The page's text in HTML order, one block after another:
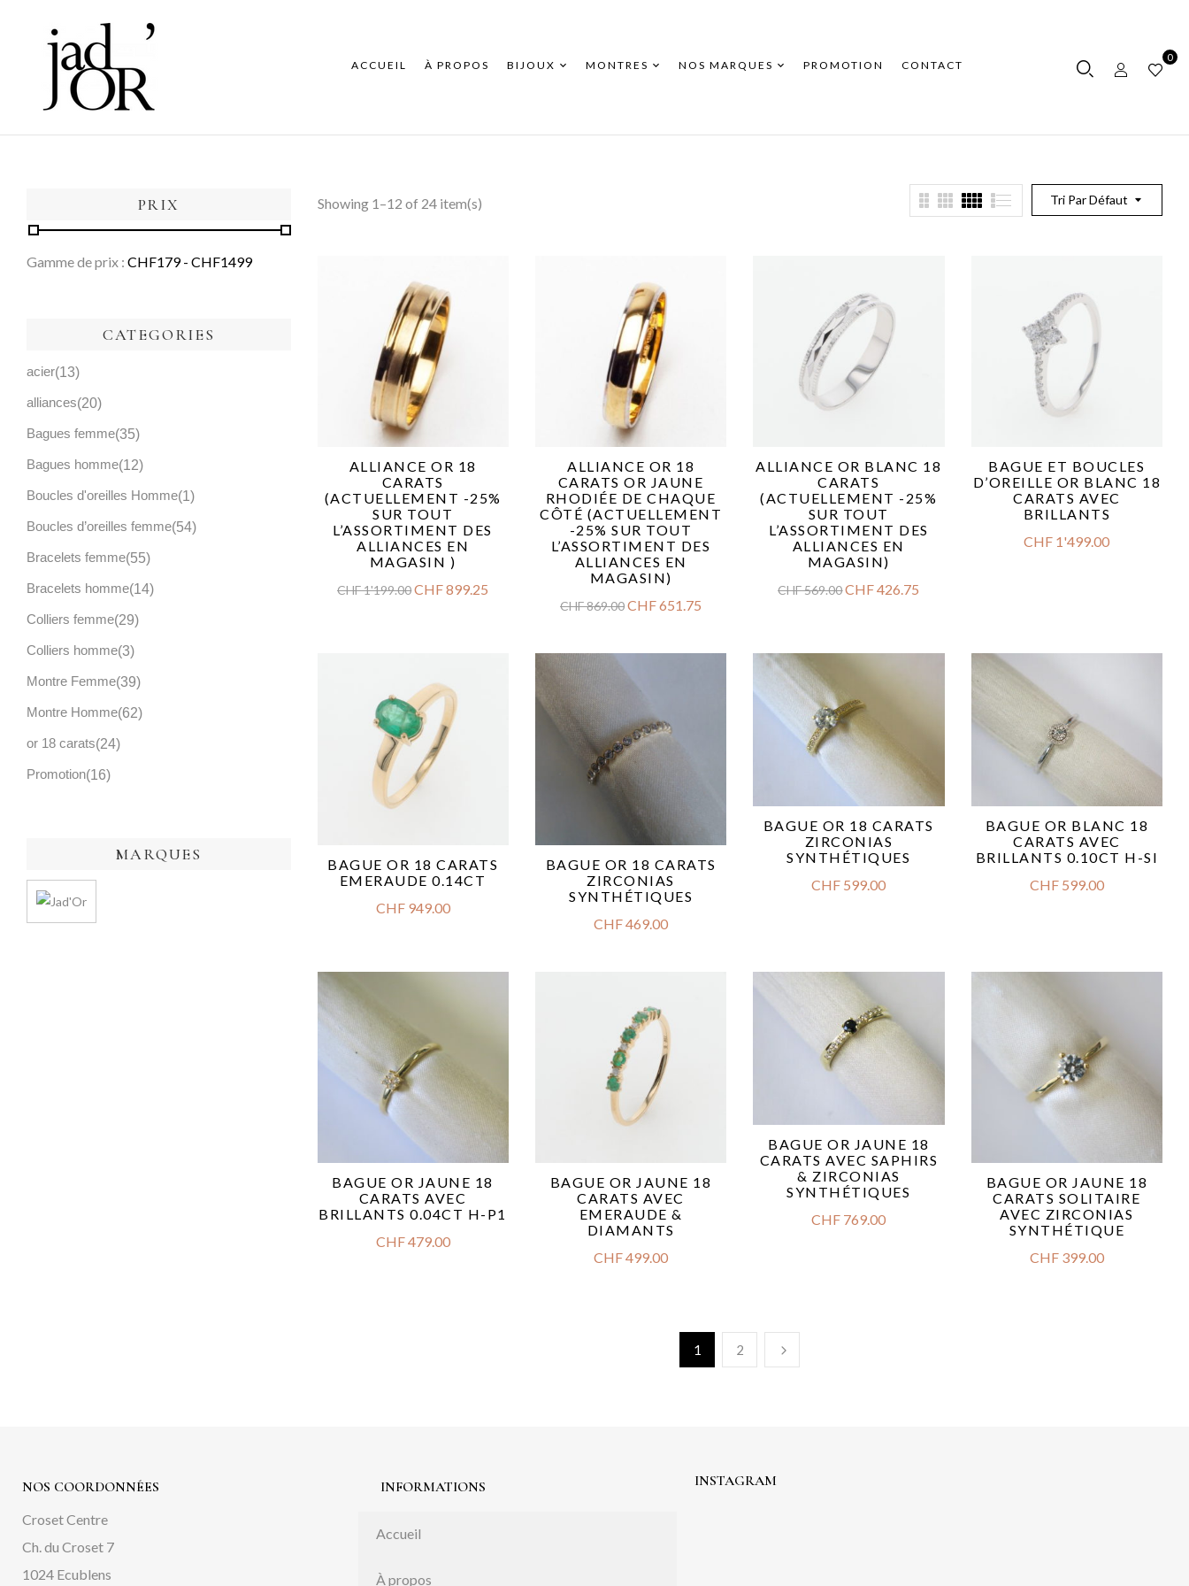
ACCUEIL À PROPOS BIJOUX MONTRES NOS MARQUES PROMOTION CONTACT
0
CATEGORIES
acier 13
alliances 20
Bagues femme 35
Bagues homme 12
Boucles d'oreilles Homme 1
Boucles d’oreilles femme 54
Bracelets femme 55
Bracelets homme 14
Colliers femme 29
Colliers homme 3
Montre Femme 39
Montre Homme 62
or 18 carats 24
Promotion 16
PRIX
Gamme de prix : CHF179 - CHF1499
MARQUES
Tri Par Défaut
Showing 1–12 of 24 item(s)
ALLIANCE OR 18
CARATS
(ACTUELLEMENT -25%
SUR TOUT
L’ASSORTIMENT DES
ALLIANCES EN
MAGASIN )
CHF1'199.00CHF899.25
ALLIANCE OR 18
CARATS OR JAUNE
RHODIÉE DE CHAQUE
CÔTÉ (ACTUELLEMENT
-25% SUR TOUT
L’ASSORTIMENT DES
ALLIANCES EN
MAGASIN)
CHF869.00CHF651.75
ALLIANCE OR BLANC 18
CARATS
(ACTUELLEMENT -25%
SUR TOUT
L’ASSORTIMENT DES
ALLIANCES EN
MAGASIN)
CHF569.00CHF426.75
BAGUE ET BOUCLES
D’OREILLE OR BLANC 18
CARATS AVEC
BRILLANTS
CHF 1'499.00
BAGUE OR 18 CARATS
EMERAUDE 0.14CT
CHF949.00
BAGUE OR 18 CARATS
ZIRCONIAS
SYNTHÉTIQUES
CHF469.00
BAGUE OR 18 CARATS
ZIRCONIAS
SYNTHÉTIQUES
CHF 599.00
BAGUE OR BLANC 18
CARATS AVEC
BRILLANTS 0.10CT H-SI
CHF599.00
BAGUE OR JAUNE 18
CARATS AVEC
BRILLANTS 0.04CT H-P1
CHF479.00
BAGUE OR JAUNE 18
CARATS AVEC
EMERAUDE &
DIAMANTS
CHF499.00
BAGUE OR JAUNE 18
CARATS AVEC SAPHIRS
& ZIRCONIAS
SYNTHÉTIQUES
CHF 769.00
BAGUE OR JAUNE 18
CARATS SOLITAIRE
AVEC ZIRCONIAS
SYNTHÉTIQUE
CHF399.00
1 2
NOS COORDONNÉES
Croset Centre
Ch. du Croset 7
1024 Ecublens
INFORMATIONS
Accueil
À propos
INSTAGRAM